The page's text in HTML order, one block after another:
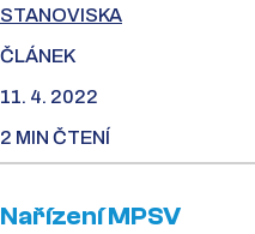
STANOVISKA
ČLÁNEK
11. 4. 2022
2 MIN ČTENÍ
Nařízení MPSV